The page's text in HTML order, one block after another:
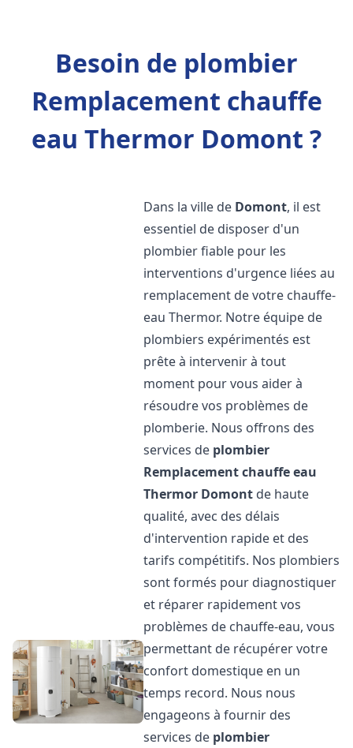
Besoin de plombier
Remplacement chauffe
eau Thermor Domont ?
Dans la ville de Domont, il est
essentiel de disposer d'un
plombier fiable pour les
interventions d'urgence liées au
remplacement de votre chauffe-
eau Thermor. Notre équipe de
plombiers expérimentés est
prête à intervenir à tout
moment pour vous aider à
résoudre vos problèmes de
plomberie. Nous offrons des
services de plombier
Remplacement chauffe eau
Thermor Domont de haute
qualité, avec des délais
d'intervention rapide et des
tarifs compétitifs. Nos plombiers
sont formés pour diagnostiquer
et réparer rapidement vos
problèmes de chauffe-eau, vous
permettant de récupérer votre
confort domestique en un
temps record. Nous nous
engageons à fournir des
services de plombier